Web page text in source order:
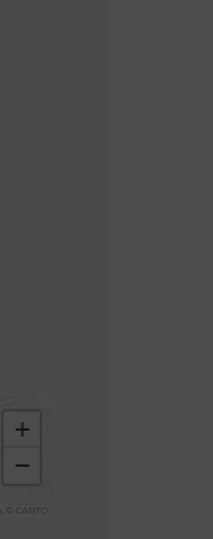
+
−
CARTO